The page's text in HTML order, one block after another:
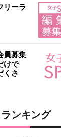
リーラ
員募集
けで
くさ
ンキング